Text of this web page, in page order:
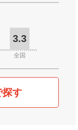
3.3
全国
探す